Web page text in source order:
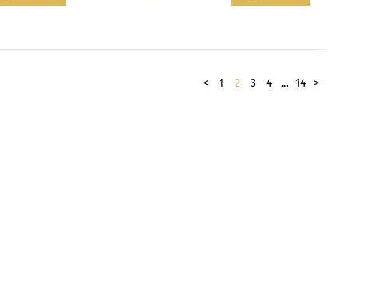
Stránkování
předchozí
< 1 2 3 4 ... 14 Další
>